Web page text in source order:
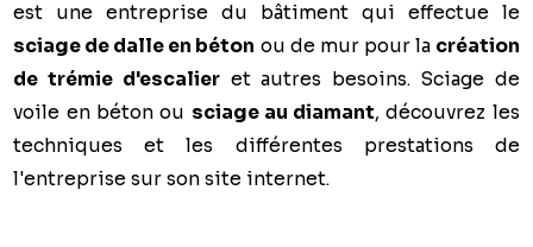
est une entreprise du bâtiment qui effectue le
sciage de dalle en béton ou de mur pour la création
de trémie d'escalieret autres besoins. Sciage de
voile en béton ou sciage au diamant, découvrez les
techniques et les différentes prestations de
l'entreprise sur son site internet.